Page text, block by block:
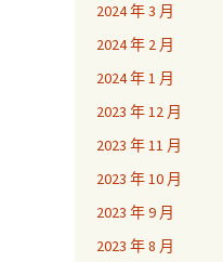
2024 年 3 月
2024 年 2 月
2024 年 1 月
2023 年 12 月
2023 年 11 月
2023 年 10 月
2023 年 9 月
2023 年 8 月